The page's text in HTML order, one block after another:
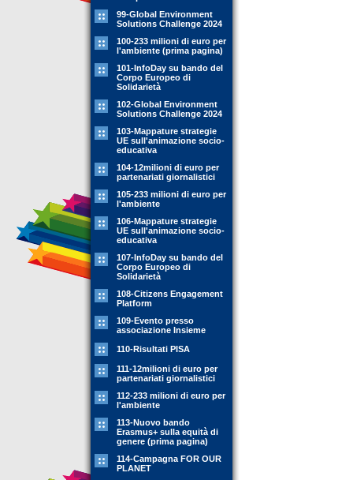
99-Global Environment
Solutions Challenge 2024
100-233 milioni di euro per
l'ambiente (prima pagina)
101-InfoDay su bando del
Corpo Europeo di
Solidarietà
102-Global Environment
Solutions Challenge 2024
103-Mappature strategie
UE sull'animazione socio-
educativa
104-12milioni di euro per
partenariati giornalistici
105-233 milioni di euro per
l'ambiente
106-Mappature strategie
UE sull'animazione socio-
educativa
107-InfoDay su bando del
Corpo Europeo di
Solidarietà
108-Citizens Engagement
Platform
109-Evento presso
associazione Insieme
110-Risultati PISA
111-12milioni di euro per
partenariati giornalistici
112-233 milioni di euro per
l'ambiente
113-Nuovo bando
Erasmus+ sulla equità di
genere (prima pagina)
114-Campagna FOR OUR
PLANET